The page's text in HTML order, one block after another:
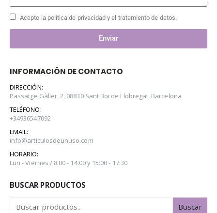
Acepto la política de privacidad y el tratamiento de datos.
Enviar
INFORMACIÓN DE CONTACTO
DIRECCIÓN:
Passatge Gàller, 2, 08830 Sant Boi de Llobregat, Barcelona
TELÉFONO:
+34936547092
EMAIL:
info@articulosdeunuso.com
HORARIO:
Lun - Viernes / 8:00 - 14:00 y 15:00 - 17:30
BUSCAR PRODUCTOS
Buscar